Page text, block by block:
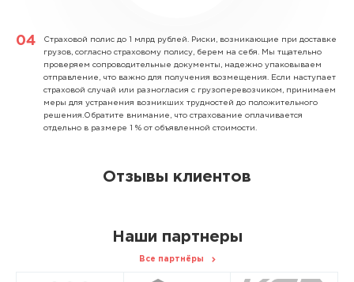
Страховой полис до 1 млрд рублей. Риски, возникающие при доставке
грузов, согласно страховому полису, берем на себя. Мы тщательно
проверяем сопроводительные документы, надежно упаковываем
отправление, что важно для получения возмещения. Если наступает
страховой случай или разногласия с грузоперевозчиком, принимаем
меры для устранения возникших трудностей до положительного
решения.Обратите внимание, что страхование оплачивается
отдельно в размере 1 % от объявленной стоимости.
Отзывы клиентов
Наши партнеры
Все партнёры